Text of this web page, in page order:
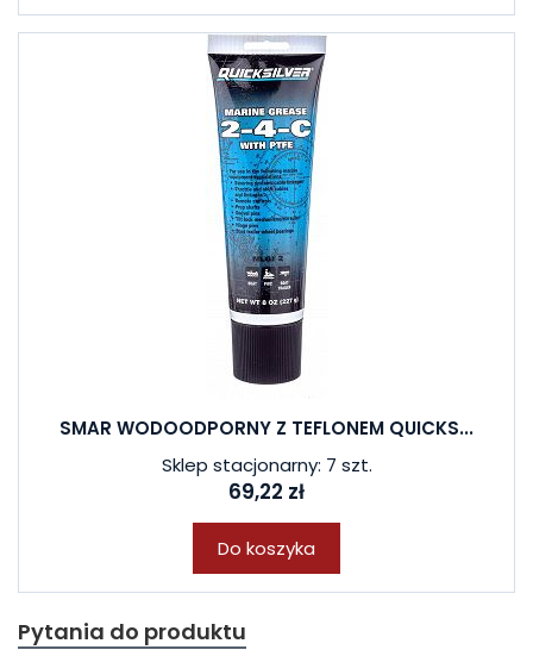
SMAR WODOODPORNY Z TEFLONEM QUICKS...
Sklep stacjonarny: 7 szt.
69,22 zł
Do koszyka
Pytania do produktu